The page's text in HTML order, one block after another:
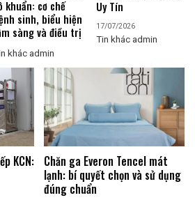
khuẩn: cơ chế
sinh, biểu hiện
sàng và điều trị
khácadmin
Uy Tín
17/07/2026
Tin khácadmin
KCN:
Chăn ga Everon Tencel mát
lạnh: bí quyết chọn và sử dụng
đúng chuẩn